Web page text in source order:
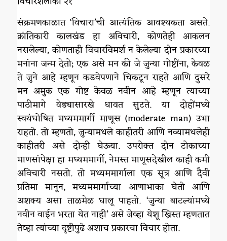
संक्रमणकाळात ‘विचारा’ची आत्यंतिक आवश्यकता असते.
क्रांतिकारी कालखंड हा अविचारी, कोणतेही आकलन
नसलेल्या, कोणताही विचारविमर्श न केलेल्या दोन प्रकारच्या
मनांना जन्म देतो; एक असे मन की जे जुन्या गोष्टींना, केवळ
ते जुने आहे म्हणून कडवेपणाने चिकटून राहते आणि दुसरे
मन अमुक एक गोष्ट केवळ नवीन आहे म्हणून त्याच्या
पाठीमागे वेड्यासारखे धावत सुटते. या दोहोंमध्ये
स्वयंघोषित मध्यममार्गी माणूस (moderate man) उभा
राहतो. तो म्हणतो, जुन्यामधले काहीतरी आणि नव्यामधलेही
काहीतरी असे दोन्ही घेऊया. उपरोक्त दोन टोकाच्या
माणसांपेक्षा हा मध्यममार्गी, नेमस्त माणूसदेखील काही कमी
अविचारी नसतो. तो मध्यममार्गाला एक सूत्र आणि दैवी
प्रतिमा मानून, मध्यममार्गाच्या आणाभाका घेतो आणि
अशक्य असा ताळमेळ घालू पाहतो. ‘जुन्या बाटल्यांमध्ये
नवीन वाईन भरता येत नाही’ असे जेव्हा येशू ख्रिस्त म्हणतात
तेव्हा त्यांच्या दृष्टीपुढे अशाच प्रकारचा विचार होता.